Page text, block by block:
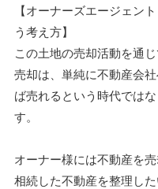
【オーナーズエージェン
う考え方】
この土地の売却活動を通
売却は、単純に不動産会
ば売れるという時代では
す。
オーナー様には不動産を
相続した不動産を整理し